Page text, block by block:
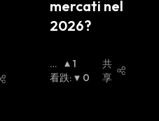
mercati nel
2026?
看
涨:
1
看跌: 0
共
享